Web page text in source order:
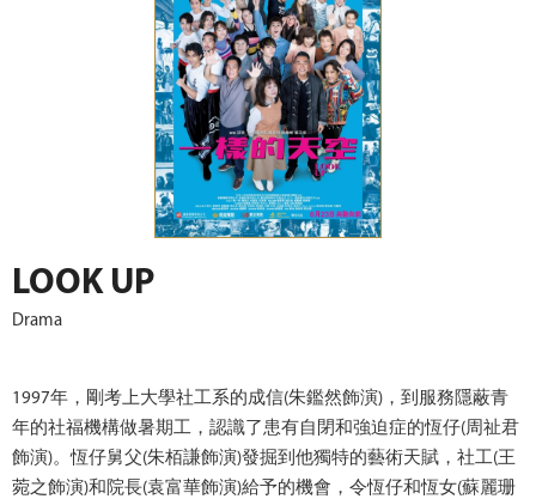
LOOK UP
Drama
1997年，剛考上大學社工系的成信(朱鑑然飾演)，到服務隱蔽青
年的社福機構做暑期工，認識了患有自閉和強迫症的恆仔(周祉君
飾演)。恆仔舅父(朱栢謙飾演)發掘到他獨特的藝術天賦，社工(王
菀之飾演)和院長(袁富華飾演)給予的機會，令恆仔和恆女(蘇麗珊